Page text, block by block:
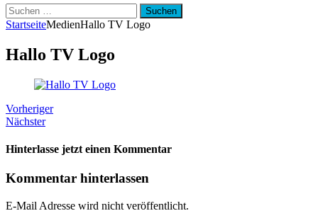
Suchen
nach:
StartseiteMedienHallo TV Logo
Hallo TV Logo
Vorheriger
Nächster
Hinterlasse jetzt einen Kommentar
Kommentar hinterlassen
E-Mail Adresse wird nicht veröffentlicht.